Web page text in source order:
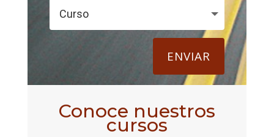
ENVIAR
Conoce nuestros
cursos